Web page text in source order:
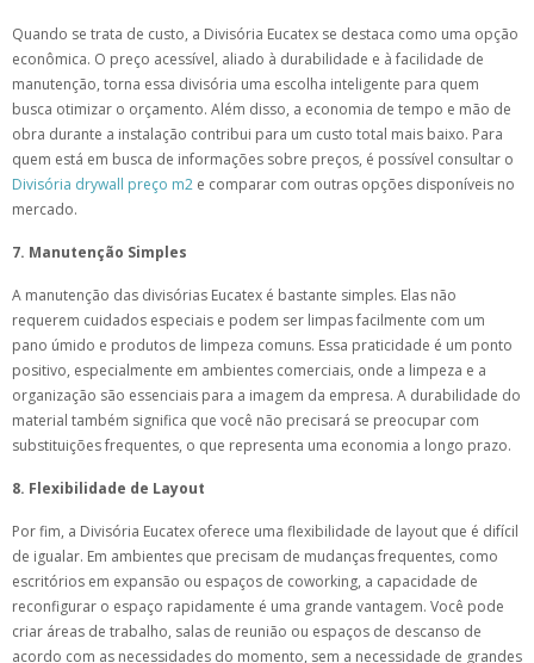
Quando se trata de custo, a Divisória Eucatex se destaca como uma opção
econômica. O preço acessível, aliado à durabilidade e à facilidade de
manutenção, torna essa divisória uma escolha inteligente para quem
busca otimizar o orçamento. Além disso, a economia de tempo e mão de
obra durante a instalação contribui para um custo total mais baixo. Para
quem está em busca de informações sobre preços, é possível consultar o
Divisória drywall preço m2 e comparar com outras opções disponíveis no
mercado.
7. Manutenção Simples
A manutenção das divisórias Eucatex é bastante simples. Elas não
requerem cuidados especiais e podem ser limpas facilmente com um
pano úmido e produtos de limpeza comuns. Essa praticidade é um ponto
positivo, especialmente em ambientes comerciais, onde a limpeza e a
organização são essenciais para a imagem da empresa. A durabilidade do
material também significa que você não precisará se preocupar com
substituições frequentes, o que representa uma economia a longo prazo.
8. Flexibilidade de Layout
Por fim, a Divisória Eucatex oferece uma flexibilidade de layout que é difícil
de igualar. Em ambientes que precisam de mudanças frequentes, como
escritórios em expansão ou espaços de coworking, a capacidade de
reconfigurar o espaço rapidamente é uma grande vantagem. Você pode
criar áreas de trabalho, salas de reunião ou espaços de descanso de
acordo com as necessidades do momento, sem a necessidade de grandes